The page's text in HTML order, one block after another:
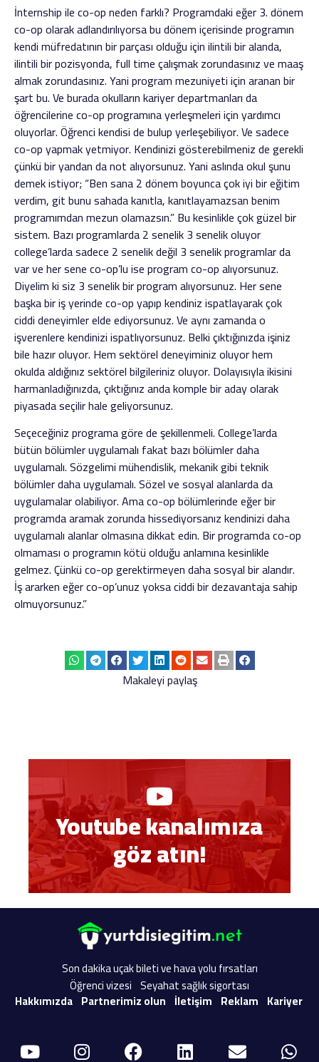
İnternship ile co-op neden farklı? Programdaki eğer 3. dönem
co-op olarak adlandırılıyorsa bu dönem içerisinde programın
kendi müfredatının bir parçası olduğu için ilintili bir alanda,
ilintili bir pozisyonda, full time çalışmak zorundasınız ve maaş
almak zorundasınız. Yani program mezuniyeti için aranan bir
şart bu. Ve burada okulların kariyer departmanları da
öğrencilerine co-op programına yerleşmeleri için yardımcı
oluyorlar. Öğrenci kendisi de bulup yerleşebiliyor. Ve sadece
co-op yapmak yetmiyor. Kendinizi gösterebilmeniz de gerekli
çünkü bir yandan da not alıyorsunuz. Yani aslında okul şunu
demek istiyor; “Ben sana 2 dönem boyunca çok iyi bir eğitim
verdim, git bunu sahada kanıtla, kanıtlayamazsan benim
programımdan mezun olamazsın.” Bu kesinlikle çok güzel bir
sistem. Bazı programlarda 2 senelik 3 senelik oluyor
college’larda sadece 2 senelik değil 3 senelik programlar da
var ve her sene co-op’lu ise program co-op alıyorsunuz.
Diyelim ki siz 3 senelik bir program alıyorsunuz. Her sene
başka bir iş yerinde co-op yapıp kendiniz ispatlayarak çok
ciddi deneyimler elde ediyorsunuz. Ve aynı zamanda o
işverenlere kendinizi ispatlıyorsunuz. Belki çıktığınızda işiniz
bile hazır oluyor. Hem sektörel deneyiminiz oluyor hem
okulda aldığınız sektörel bilgileriniz oluyor. Dolayısıyla ikisini
harmanladığınızda, çıktığınız anda komple bir aday olarak
piyasada seçilir hale geliyorsunuz.
Seçeceğiniz programa göre de şekillenmeli. College’larda
bütün bölümler uygulamalı fakat bazı bölümler daha
uygulamalı. Sözgelimi mühendislik, mekanik gibi teknik
bölümler daha uygulamalı. Sözel ve sosyal alanlarda da
uygulamalar olabiliyor. Ama co-op bölümlerinde eğer bir
programda aramak zorunda hissediyorsanız kendinizi daha
uygulamalı alanlar olmasına dikkat edin. Bir programda co-op
olmaması o programın kötü olduğu anlamına kesinlikle
gelmez. Çünkü co-op gerektirmeyen daha sosyal bir alandır.
İş ararken eğer co-op’unuz yoksa ciddi bir dezavantaja sahip
olmuyorsunuz.”
Makaleyi paylaş
Youtube kanalımıza
göz atın!
Son dakika uçak bileti ve hava yolu fırsatları
Öğrenci vizesi Seyahat sağlık sigortası
Hakkımızda Partnerimiz olun İletişim Reklam Kariyer